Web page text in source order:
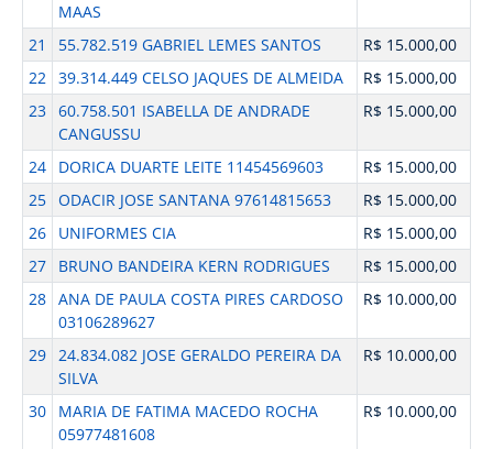
MAAS
21 55.782.519 GABRIEL LEMES SANTOS
R$ 15.000,00
22 39.314.449 CELSO JAQUES DE ALMEIDA
R$ 15.000,00
23 60.758.501 ISABELLA DE ANDRADE
CANGUSSU
R$ 15.000,00
24 DORICA DUARTE LEITE 11454569603
R$ 15.000,00
25 ODACIR JOSE SANTANA 97614815653
R$ 15.000,00
26
UNIFORMES CIA
R$ 15.000,00
27
BRUNO BANDEIRA KERN RODRIGUES
R$ 15.000,00
28 ANA DE PAULA COSTA PIRES CARDOSO
03106289627
R$ 10.000,00
29 24.834.082 JOSE GERALDO PEREIRA DA
SILVA
R$ 10.000,00
30
MARIA DE FATIMA MACEDO ROCHA
05977481608
R$ 10.000,00